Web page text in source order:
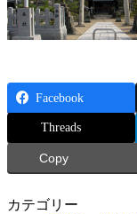
Facebook
Threads
Copy
カテゴリー